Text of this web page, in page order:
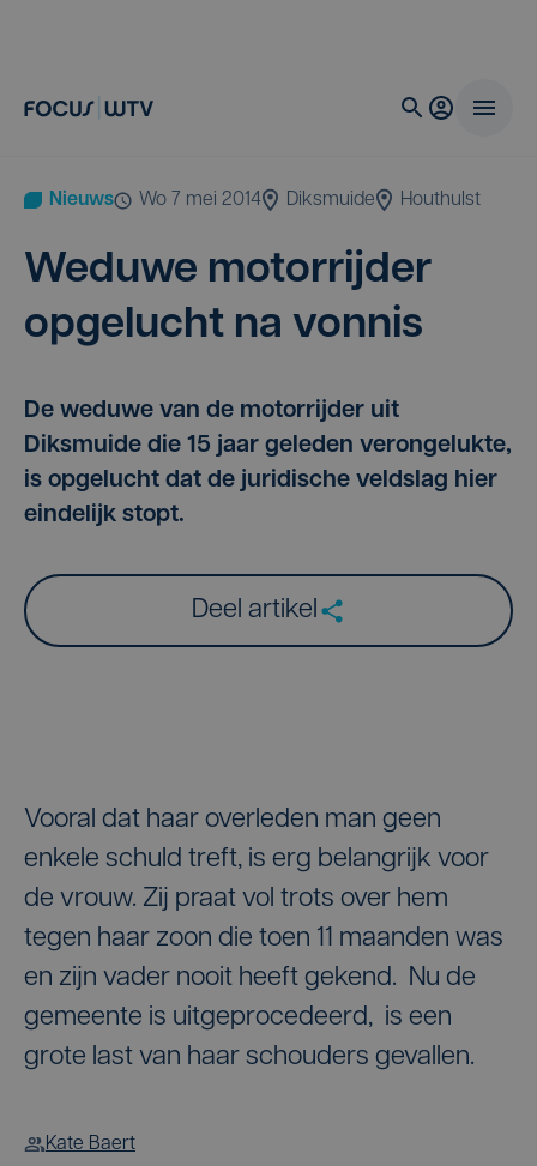
Nieuws wo 7 mei 2014 Diksmuide Houthulst
Wedu­we motor­rij­der
opge­lucht na vonnis
De weduwe van de motorrijder uit
Diksmuide die 15 jaar geleden verongelukte,
is opgelucht dat de juridische veldslag hier
eindelijk stopt.
Deel artikel
Vooral dat haar overleden man geen
enkele schuld treft, is erg belangrijk voor
de vrouw. Zij praat vol trots over hem
tegen haar zoon die toen 11 maanden was
en zijn vader nooit heeft gekend. Nu de
gemeente is uitgeprocedeerd, is een
grote last van haar schouders gevallen.
Kate Baert